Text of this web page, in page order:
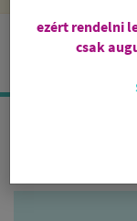
ezért rendelni
csak